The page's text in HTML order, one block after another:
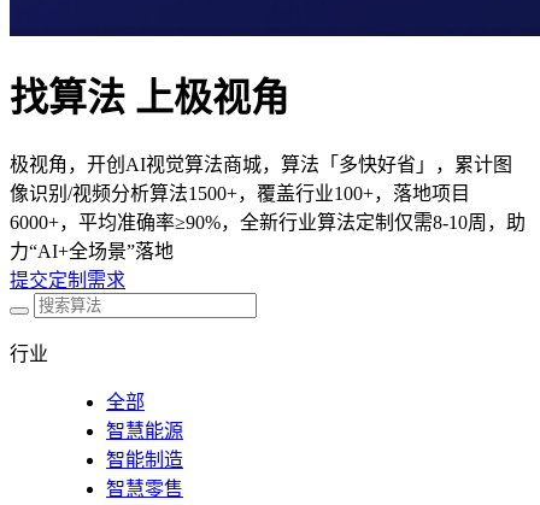
找算法 上极视角
极视角，开创AI视觉算法商城，算法「多快好省」，累计图
像识别/视频分析算法1500+，覆盖行业100+，落地项目
6000+，平均准确率≥90%，全新行业算法定制仅需8-10周，助
力“AI+全场景”落地
提交定制需求
行业
全部
智慧能源
智能制造
智慧零售